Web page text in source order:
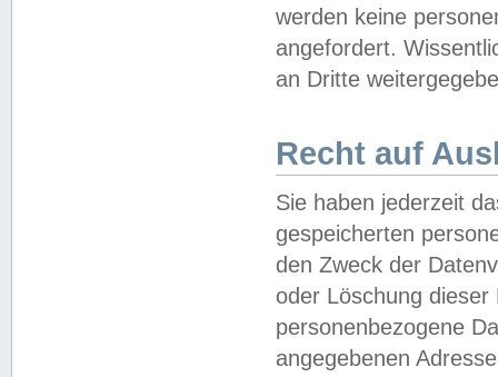
werden keine
angefordert.
an Dritte
Recht auf
Sie haben jederzeit
gespeicherten
den Zweck der
oder Löschung
personenbezogene
angegebenen